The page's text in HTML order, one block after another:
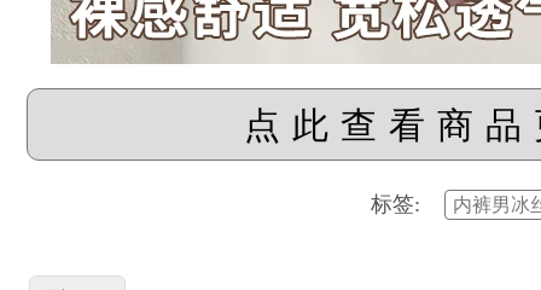
点此查看商
标签: 内裤男冰